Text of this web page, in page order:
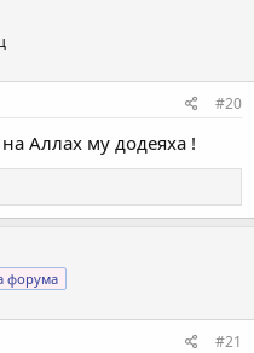
#20
Аллах му додеяха !
форума
#21